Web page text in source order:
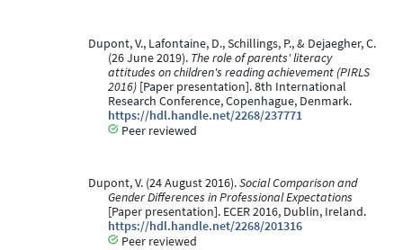
Dupont, V., Lafontaine, D., Schillings, P., & Dejaegher, C.
(26 June 2019). The role of parents' literacy
attitudes on children's reading achievement (PIRLS
2016) [Paper presentation]. 8th International
Research Conference, Copenhague, Denmark.
https://hdl.handle.net/2268/237771
Peer reviewed
Dupont, V. (24 August 2016).Social Comparison and
Gender Differences in Professional Expectations
[Paper presentation]. ECER 2016, Dublin, Ireland.
https://hdl.handle.net/2268/201316
Peer reviewed